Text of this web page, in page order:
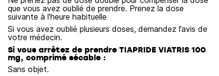
que vous avez oublié de prendre. Prenez la dose
suivante à l'heure habituelle
Si vous avez oublié plusieurs doses, demandez l’avis de
votre médecin.
Si vous arrêtez de prendre TIAPRIDE VIATRIS 100
mg, comprimé sécable :
Sans objet.